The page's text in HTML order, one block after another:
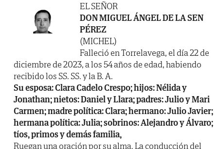
EL SEÑOR
DON MIGUEL ÁNGEL DE LA SEN
PÉREZ
(MICHEL)
Falleció en Torrelavega, el día 22 de
diciembre de 2023, a los 54 años de edad, habiendo
recibido los SS. SS. y la B. A.
Su esposa: Clara Cadelo Crespo; hijos: Nélida y
Jonathan; nietos: Daniel y Llara; padres: Julio y Mari
Carmen; madre política: Clara; hermano: Julio Javier;
hermana política: Julia; sobrinos: Alejandro y Álvaro;
tíos, primos y demás familia,
Ruegan una oración por su alma. La conducción del